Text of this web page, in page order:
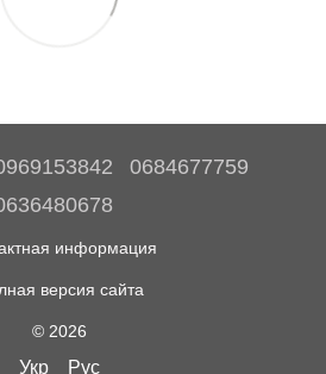
0684677759
информация
версия сайта
© 2026
Укр Рус